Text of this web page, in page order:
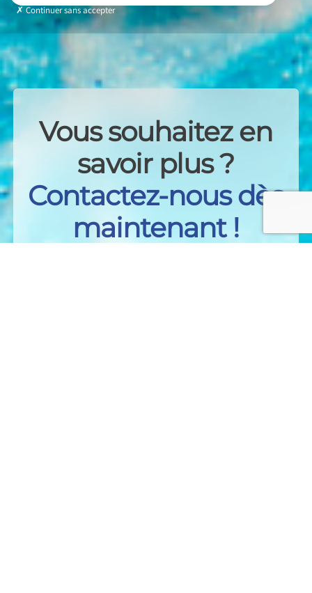
Vous souhaitez en
savoir plus ?
Contactez-nous dès
maintenant !
Continuer sans accepter